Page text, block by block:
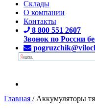
Склады
О компании
Контакты
8 800 551 2607
Звонок по России
Главная / Аккумуляторы